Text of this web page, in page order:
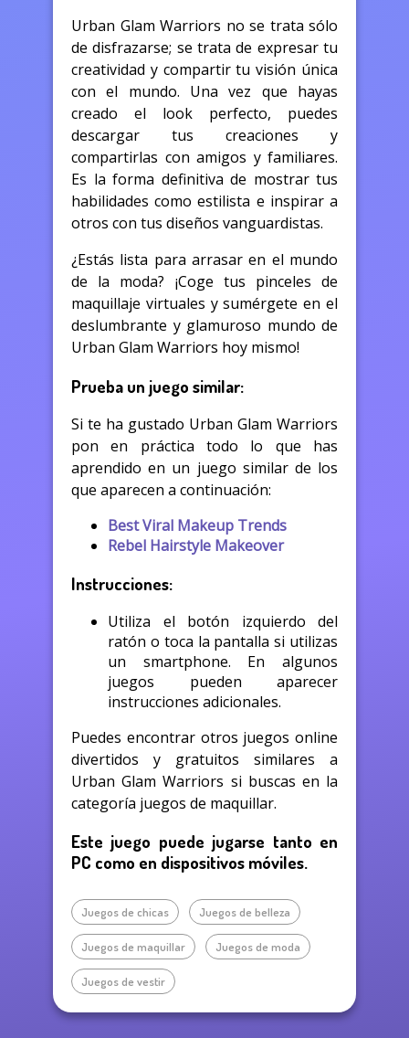
Urban Glam Warriors no se trata sólo
de disfrazarse; se trata de expresar tu
creatividad y compartir tu visión única
con el mundo. Una vez que hayas
creado el look perfecto, puedes
descargar tus creaciones y
compartirlas con amigos y familiares.
Es la forma definitiva de mostrar tus
habilidades como estilista e inspirar a
otros con tus diseños vanguardistas.
¿Estás lista para arrasar en el mundo
de la moda? ¡Coge tus pinceles de
maquillaje virtuales y sumérgete en el
deslumbrante y glamuroso mundo de
Urban Glam Warriors hoy mismo!
Prueba un juego similar:
Si te ha gustado Urban Glam Warriors
pon en práctica todo lo que has
aprendido en un juego similar de los
que aparecen a continuación:
Best Viral Makeup Trends
Rebel Hairstyle Makeover
Instrucciones:
Utiliza el botón izquierdo del
ratón o toca la pantalla si utilizas
un smartphone. En algunos
juegos pueden aparecer
instrucciones adicionales.
Puedes encontrar otros juegos online
divertidos y gratuitos similares a
Urban Glam Warriors si buscas en la
categoría juegos de maquillar.
Este juego puede jugarse tanto en
PC como en dispositivos móviles.
Juegos de chicas Juegos de belleza
Juegos de maquillar Juegos de moda
Juegos de vestir